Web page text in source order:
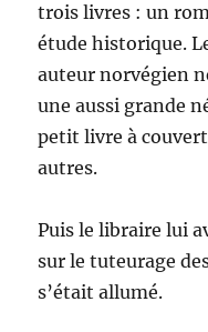
trois livres : un
étude historique.
auteur norvégien
une aussi grande
petit livre à
autres.
Puis le libraire lui
sur le tuteurage
s’était allumé.